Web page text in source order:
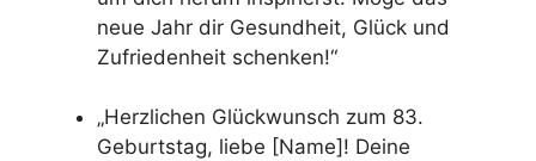
neue Jahr dir Gesundheit, Glück und
Zufriedenheit schenken!“
„Herzlichen Glückwunsch zum 83.
Geburtstag, liebe [Name]! Deine